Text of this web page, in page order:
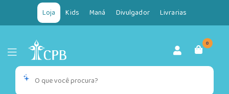
Loja Kids Maná Divulgador Livrarias
0